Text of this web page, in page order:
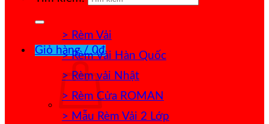
Giỏ hàng /0₫
> Rèm Vải
> Rèm Vải Hàn Quốc
> Rèm vải Nhật
> Rèm Cửa ROMAN
> Mẫu Rèm Vải 2 Lớp